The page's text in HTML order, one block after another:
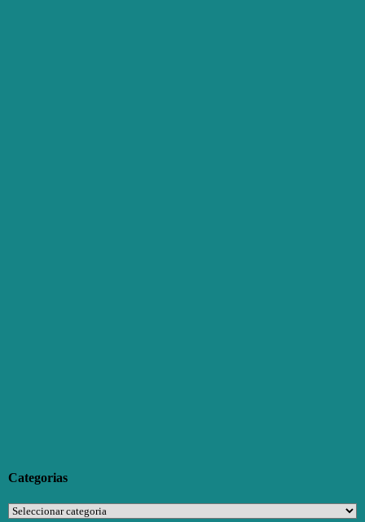
Categorias
Categorias